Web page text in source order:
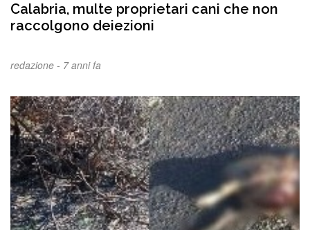
Calabria, multe proprietari cani che non
raccolgono deiezioni
redazione - 7 anni fa